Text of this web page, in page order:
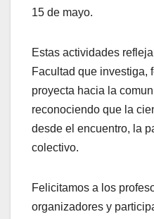
15 de mayo.
Estas actividades
Facultad que investiga,
proyecta hacia la
reconociendo que la
desde el encuentro, la
colectivo.
Felicitamos a los
organizadores y